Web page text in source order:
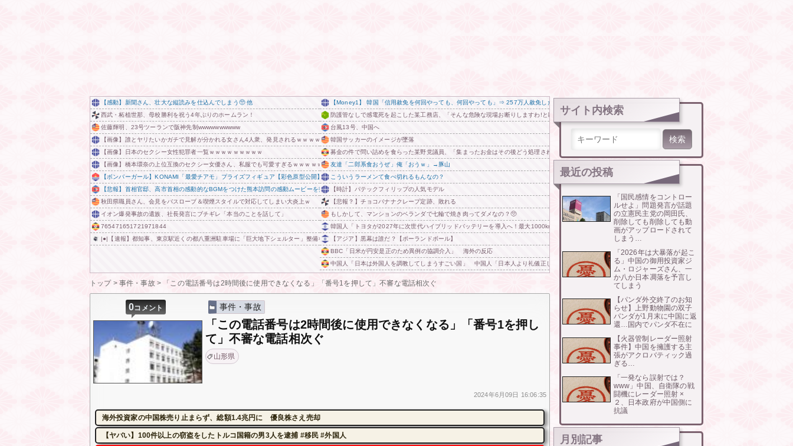
【感動】新聞さん、壮大な縦読みを仕込んでしまう🥺 他
西武・柘植世那、母校勝利を祝う4年ぶりのホームラン！
佐藤輝明、23号ツーランで阪神先制wwwwwwwwww
【画像】誰とヤリたいかガチで見解が分かれる女さん4人衆、発見されるｗｗｗｗｗｗｗ
【画像】日本のセクシー女性犯罪者一覧ｗｗｗｗｗｗｗｗｗ
【画像】橋本環奈の上位互換のセクシー女優さん、私服でも可愛すぎるｗｗｗｗｗｗｗｗｗ
【ボンバーガール】KONAMI「最愛チアモ」プライズフィギュア【彩色原型公開】
【悲報】首相官邸、高市首相の感動的なBGMをつけた熊本訪問の感動ムービーを投稿
秋田県職員さん、会見をバスローブ＆喫煙スタイルで対応してしまい大炎上ｗ
イオン爆発事故の遺族、社長発言にブチギレ「本当のことを話して」
765471651721971844
|●|【速報】都知事、東京駅近くの都八重洲駐車場に「巨大地下シェルター」整備を正式表明
【Money1】 韓国「信用赦免を何回やっても、何回やっても」⇒ 257万人赦免したのに60万人がまた延滞者に転落！
防護管なしで感電死を起こした某工務店、「そんな危険な現場お断りしますわ!と断って正解やったわ」と業者が業界事情を告白
台風13号、中国へ
韓国サッカーのイメージが墜落
募金の件で問い詰めを食らった某野党議員、「集まったお金はその後どう処理されてる？」と問われて思わず……
友達「二郎系食おうぜ」俺「おうｗ」→豚山
こういうラーメンて食べ切れるもんなの？
【時計】パテックフィリップの人気モデル
【悲報？】チョコバナナクレープ定跡、敗れる
もしかして、マンションのベランダで七輪で焼き肉ってダメなの？🥺
韓国人「トヨタが2027年に次世代ハイブリッドバッテリーを導入へ！最大1000kmの航続距離や超高速充電を目指す」
【アジア】黒幕は誰だ？【ポーランドボール】
BBC「日米が円安是正のため異例の協調介入」 海外の反応
中国人「日本は外国人を調教してしまうすごい国」 中国人「日本人より礼儀正しい」「コスプレしているだけ」
トップ> 事件・事故> 「この電話番号は2時間後に使用できなくなる」「番号1を押して」不審な電話相次ぐ
0コメント 事件・事故
「この電話番号は2時間後に使用できなくなる」「番号1を押し
て」不審な電話相次ぐ
山形県
2024年6月09日 16:06:35
海外投資家の中国株売り止まらず、総額1.4兆円に 優良株さえ売却
【ヤバい】100件以上の窃盗をしたトルコ国籍の男3人を逮捕 #移民 #外国人
サイト内検索
最近の投稿
「国民感情をコントロー
ルせよ」問題発言が話題
の立憲民主党の岡田氏、
削除しても削除しても動
画がアップロードされて
しまう…
「2026年は大暴落が起こ
る」中国の御用投資家ジ
ム・ロジャーズさん、一
か八か日本凋落を予言し
てしまう
【パンダ外交終了のお知
らせ】上野動物園の双子
パンダが1月末に中国に返
還…国内でパンダ不在に
【火器管制レーダー照射
事件】中国を擁護する主
張がアクロバティック過
ぎる…
「一発なら誤射では？
www」中国、自衛隊の戦
闘機にレーダー照射 ×
２、日本政府が中国側に
抗議
月別記事